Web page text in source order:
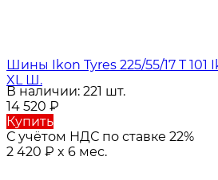
Шины Ikon Tyres 225/55/17 T 101
XL Ш.
В наличии: 221 шт.
14 520 ₽
Купить
С учётом НДС по ставке 22%
2 420 ₽ x 6 мес.